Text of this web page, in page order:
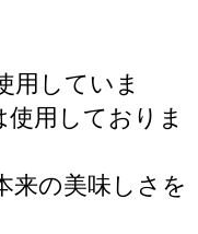
用していま
用しておりま
来の美味しさを